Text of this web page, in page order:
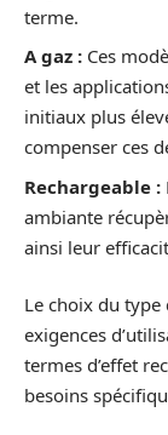
terme.
A gaz : Ces
et les
initiaux plus
compenser ces
Rechargeable :
ambiante
ainsi leur
Le choix du type
exigences
termes d’effet
besoins